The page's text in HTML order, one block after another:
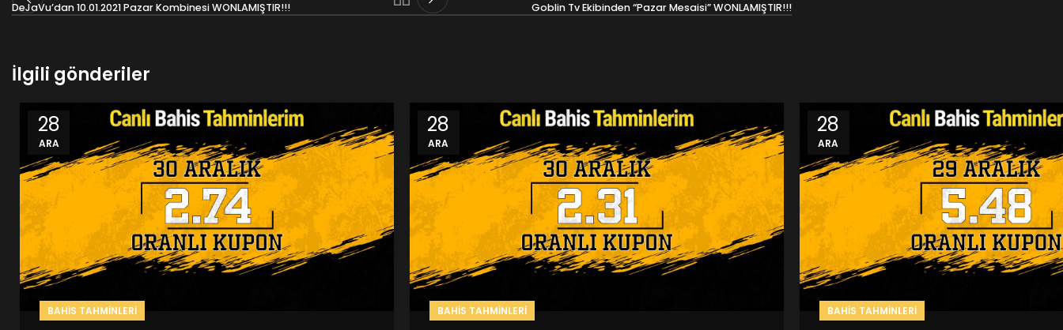
DeJaVu’dan 10.01.2021 Pazar Kombinesi WONLAMIŞTIR!!!
Goblin Tv Ekibinden “Pazar Mesaisi” WONLAMIŞTIR!!!
İlgili gönderiler
28
ARA
BAHIS TAHMINLERI
28
ARA
BAHIS TAHMINLERI
28
ARA
BAHIS TAHMINLERI